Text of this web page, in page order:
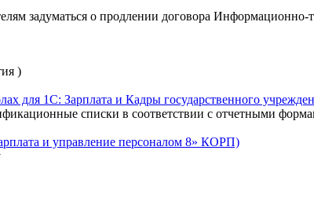
задуматься о продлении договора Информационно-
)
для 1С: Зарплата и Кадры государственного
списки в соответствии с отчетными
и управление персоналом 8» КОРП)